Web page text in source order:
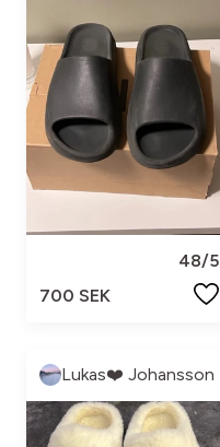
48/5
700 SEK
Lukas❤️ Johansson